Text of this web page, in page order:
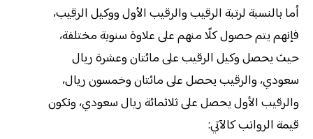
أما بالنسبة لرتبة الرقيب والرقيب الأول ووكيل الرقيب،
فإنهم يتم حصول كلًا منهم على علاوة سنوية مختلفة،
حيث يحصل وكيل الرقيب على مائتان وعشرة ريال
سعودي، والرقيب يحصل على مائتان وخمسون ريال،
والرقيب الأول يحصل على ثلاثمائة ريال سعودي، وتكون
قيمة الرواتب كالآتي: